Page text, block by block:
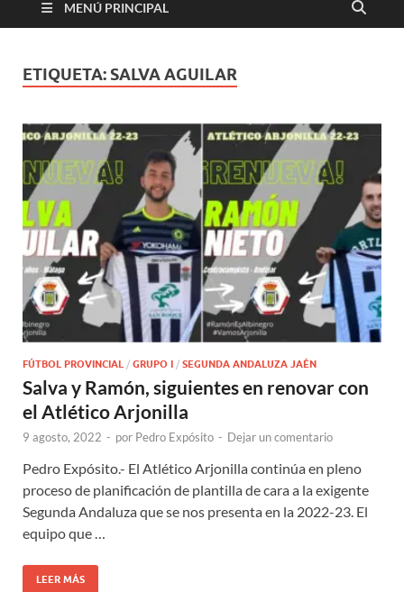
MENÚ PRINCIPAL
ETIQUETA: SALVA AGUILAR
FÚTBOL PROVINCIAL / GRUPO I / SEGUNDA ANDALUZA JAÉN
Salva y Ramón, siguientes en renovar con
el Atlético Arjonilla
9 agosto, 2022 - por Pedro Expósito - Dejar un comentario
Pedro Expósito.- El Atlético Arjonilla continúa en pleno
proceso de planificación de plantilla de cara a la exigente
Segunda Andaluza que se nos presenta en la 2022-23. El
equipo que …
LEER MÁS